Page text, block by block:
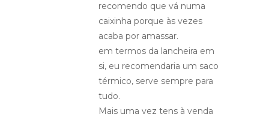
recomendo que vá numa
caixinha porque às vezes
acaba por amassar.
em termos da lancheira em
si, eu recomendaria um saco
térmico, serve sempre para
tudo.
Mais uma vez tens à venda